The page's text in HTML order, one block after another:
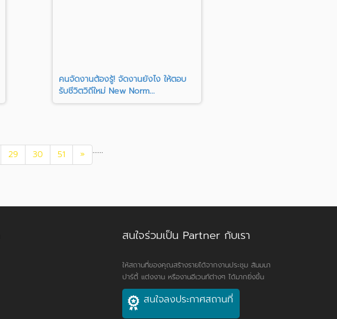
คนจัดงานต้องรู้! จัดงานยังไง ให้ตอบ
รับชีวิตวิถีใหม่ New Norm...
...
29 30 ...
51 »
สนใจร่วมเป็น Partner กับเรา
ให้สถานที่ของคุณสร้างรายได้จากงานประชุม สัมมนา
ปาร์ตี้ แต่งงาน หรืองานอีเวนท์ต่างๆ ได้มากยิ่งขึ้น
สนใจลงประกาศสถานที่